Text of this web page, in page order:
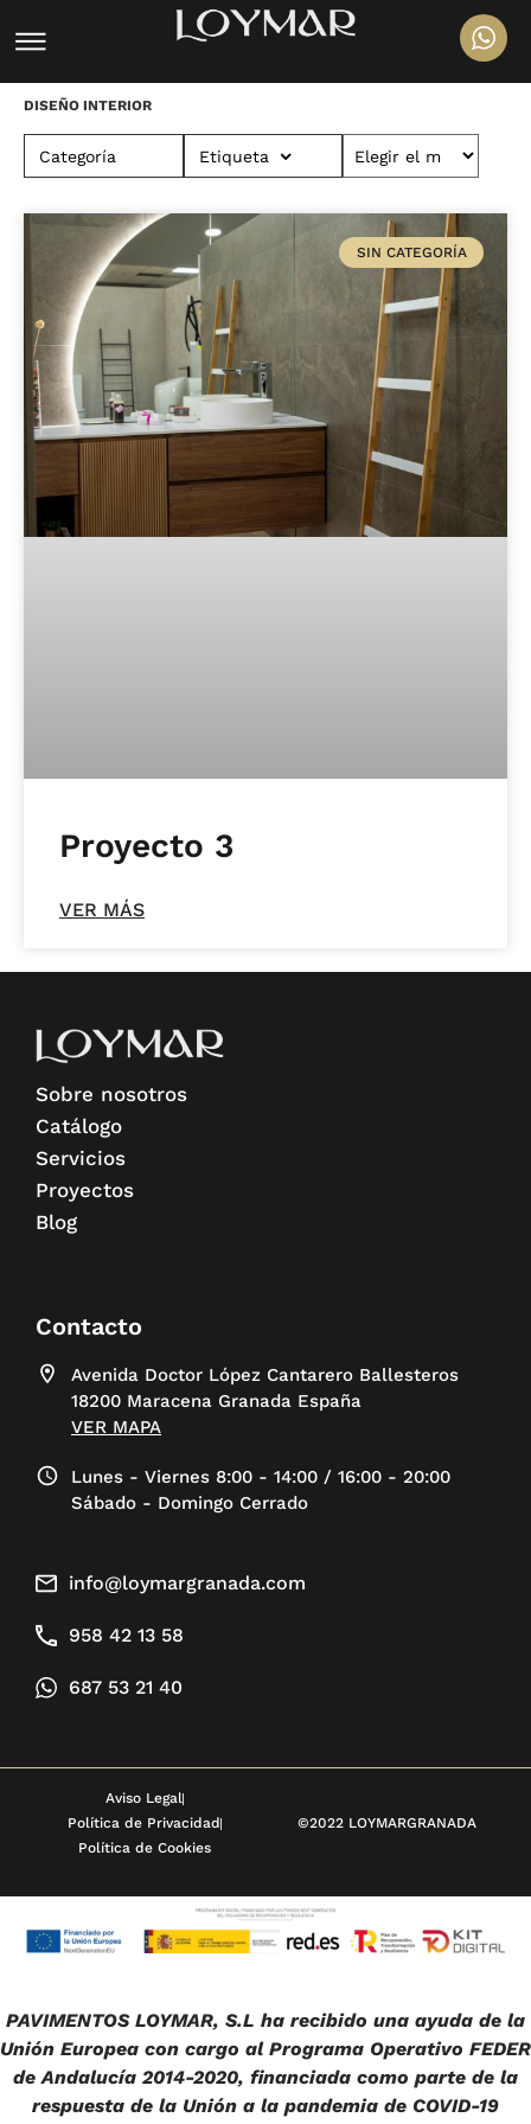
DISEÑO INTERIOR
Categoría Etiqueta
SIN CATEGORÍA
Proyecto 3
VER MÁS
Sobre nosotros
Catálogo
Servicios
Proyectos
Blog
Contacto
Avenida Doctor López Cantarero Ballesteros
18200 Maracena Granada España
VER MAPA
Lunes - Viernes 8:00 - 14:00 / 16:00 - 20:00
Sábado - Domingo Cerrado
info@loymargranada.com
958 42 13 58
687 53 21 40
Aviso Legal
Política de Privacidad
Política de Cookies
©2022 LOYMARGRANADA
PAVIMENTOS LOYMAR, S.L ha recibido una ayuda de la
Unión Europea con cargo al Programa Operativo FEDER
de Andalucía 2014-2020, financiada como parte de la
respuesta de la Unión a la pandemia de COVID-19